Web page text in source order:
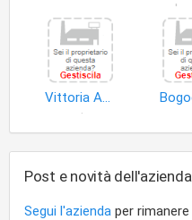
Vittoria Assicurazioni
Post e novità dell'azienda
Segui l'azienda per